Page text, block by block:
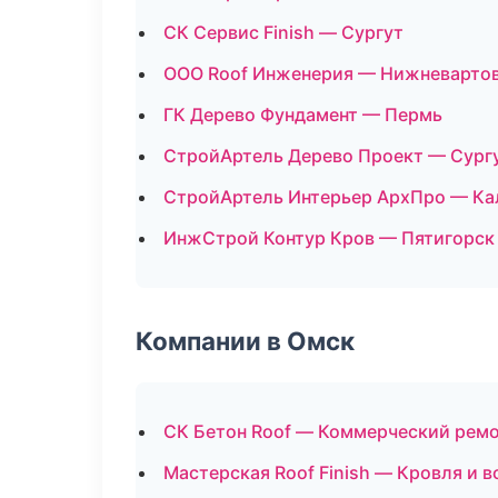
СК Сервис Finish — Сургут
ООО Roof Инженерия —
ГК Дерево Фундамент — Пермь
СтройАртель Дерево Проект —
СтройАртель Интерьер АрхПро —
ИнжСтрой Контур Кров — Пятигорск
Компании в Омск
СК Бетон Roof — Коммерческий
Мастерская Roof Finish — Кровля и